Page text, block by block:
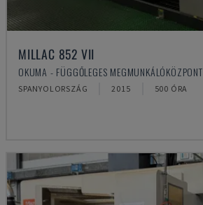
MILLAC 852 VII
OKUMA - FÜGGŐLEGES MEGMUNKÁLÓKÖZPONT
SPANYOLORSZÁG 2015 500 ÓRA